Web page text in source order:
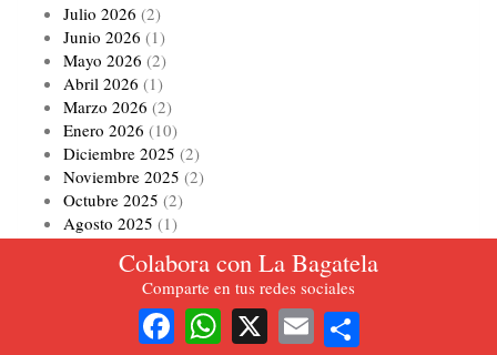
Colabora con La Bagatela
Comparte en tus redes sociales
FacebookWhatsApp
X Email
Julio 2026 (2)
Junio 2026 (1)
Mayo 2026 (2)
Abril 2026 (1)
Marzo 2026 (2)
Enero 2026 (10)
Diciembre 2025 (2)
Noviembre 2025 (2)
Octubre 2025 (2)
Agosto 2025 (1)
Paginación
Siguiente
siguiente ›
Ver todo el archivo